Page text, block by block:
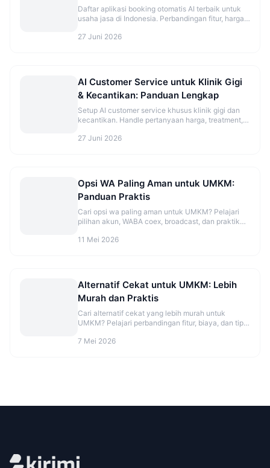
Daftar aplikasi booking otomatis AI terbaik untuk
usaha jasa di Indonesia. Perbandingan fitur, harga,
27 Juni 2026
AI Customer Service untuk Klinik Gigi
& Kecantikan: Panduan Lengkap
Setup AI customer service khusus klinik gigi dan
kecantikan. Handle pertanyaan harga, treatment,
27 Juni 2026
Opsi WA Paling Aman untuk UMKM:
Panduan Praktis
Cari opsi wa paling aman untuk UMKM? Pelajari
pilihan akun, WABA coex, broadcast, dan praktik
11 Mei 2026
Alternatif Cekat untuk UMKM: Lebih
Murah dan Praktis
Cari alternatif cekat yang lebih murah untuk
UMKM? Pelajari perbandingan fitur, biaya, dan tips
7 Mei 2026